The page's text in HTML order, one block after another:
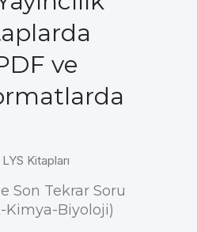
ve
LYS Kitapları
Son Tekrar Soru
Kimya-Biyoloji)